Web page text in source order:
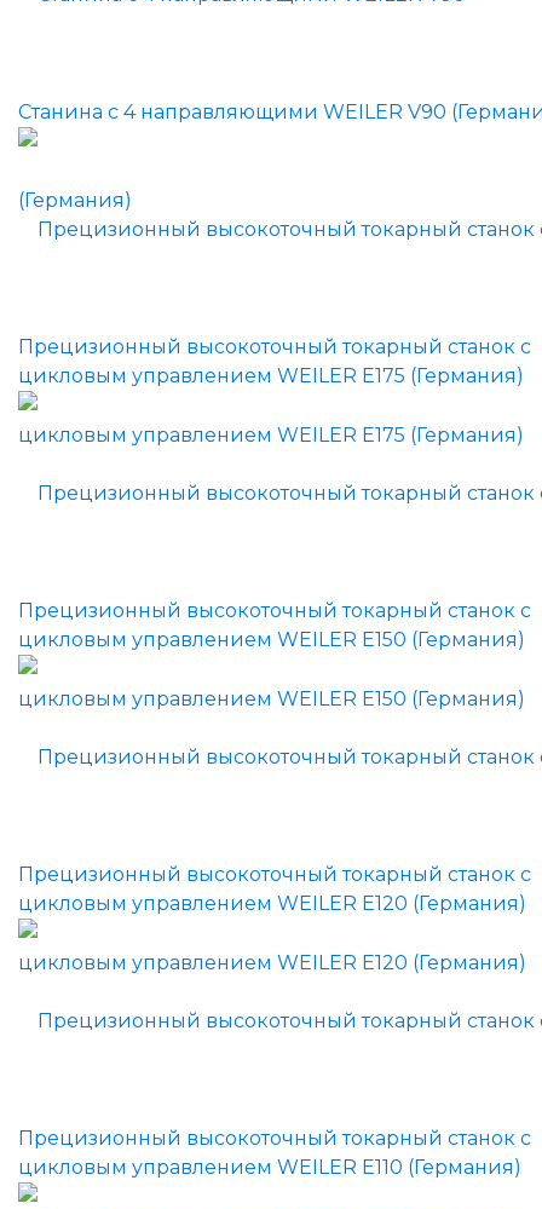
Станина с 4 направляющими WEILER V90
Прецизионный высокоточный токарный станок с
цикловым управлением WEILER E175 (Германия)
Прецизионный высокоточный токарный станок с
цикловым управлением WEILER E150 (Германия)
Прецизионный высокоточный токарный станок с
цикловым управлением WEILER E120 (Германия)
Прецизионный высокоточный токарный станок с
цикловым управлением WEILER E110 (Германия)